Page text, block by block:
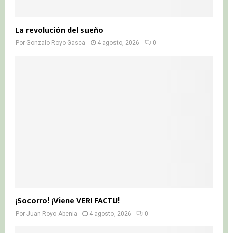
La revolución del sueño
Por Gonzalo Royo Gasca 4 agosto, 2026 0
¡Socorro! ¡Viene VERI FACTU!
Por Juan Royo Abenia 4 agosto, 2026 0